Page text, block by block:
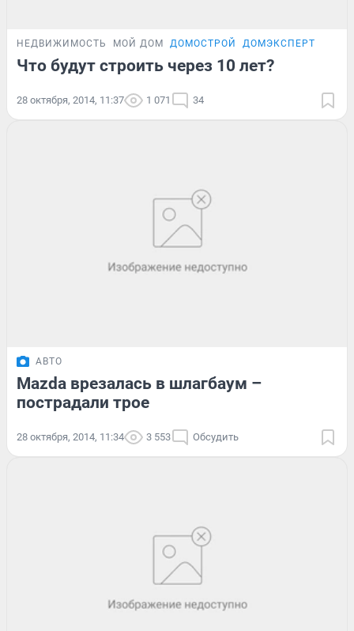
НЕДВИЖИМОСТЬ МОЙ ДОМ ДОМОСТРОЙ ДОМЭКСПЕРТ
Что будут строить через 10 лет?
28 октября, 2014, 11:37 1 071 34
АВТО
Mazda врезалась в шлагбаум –
пострадали трое
28 октября, 2014, 11:34 3 553 Обсудить